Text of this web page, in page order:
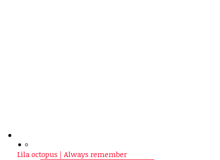
Lila octopus | Always remember